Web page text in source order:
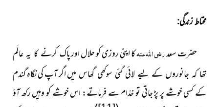
محتاط زندگی:
حضرت سعدرضی اللہ عنہکا اپنی روزی کو حلال اورپاک کرنے کا یہ عالَم
تھا کہ جانوروں کے لیے لائی گئی سوکھی گھاس میںاگر آپ کی نگاہ گندم
کے کسی خوشے پر پڑ جاتی تو خدّام سے فرماتے: اس خوشے کو وہیں رکھ آؤ